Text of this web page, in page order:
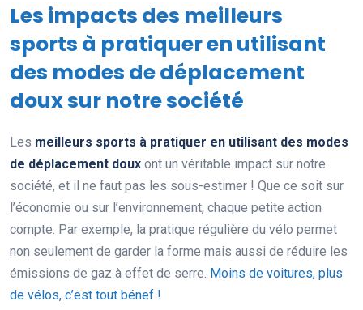
Les impacts des meilleurs
sports à pratiquer en utilisant
des modes de déplacement
doux sur notre société
Les meilleurs sports à pratiquer en utilisant des modes
de déplacement doux ont un véritable impact sur notre
société, et il ne faut pas les sous-estimer ! Que ce soit sur
l’économie ou sur l’environnement, chaque petite action
compte. Par exemple, la pratique régulière du vélo permet
non seulement de garder la forme mais aussi de réduire les
émissions de gaz à effet de serre. Moins de voitures, plus
de vélos, c’est tout bénef !